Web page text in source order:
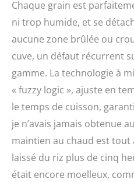
Chaque grain est
ni trop humide, et se
aucune zone brûlée ou
cuve, un défaut récurrent
gamme. La technologie à
« fuzzy logic », ajuste en
le temps de cuisson,
je n’avais jamais obtenue
maintien au chaud est tout
laissé du riz plus de cinq
était encore moelleux,